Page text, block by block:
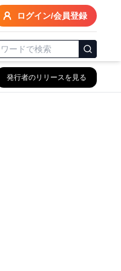
ログイン/会員登録
発行者のリリースを見る